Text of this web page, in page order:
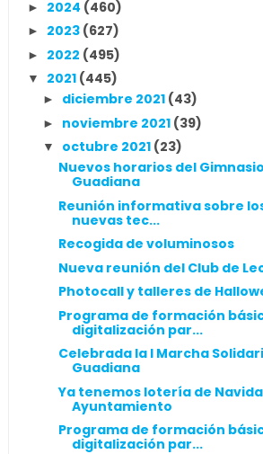
► 2024 (460)
► 2023 (627)
► 2022 (495)
▼ 2021 (445)
► diciembre 2021 (43)
► noviembre 2021 (39)
▼ octubre 2021 (23)
Nuevos horarios del
Guadiana
Reunión informativa sobre
nuevas tec...
Recogida de voluminosos
Nueva reunión del Club de
Photocall y talleres de
Programa de formación
digitalización par...
Celebrada la I Marcha
Guadiana
Ya tenemos lotería de
Ayuntamiento
Programa de formación
digitalización par...